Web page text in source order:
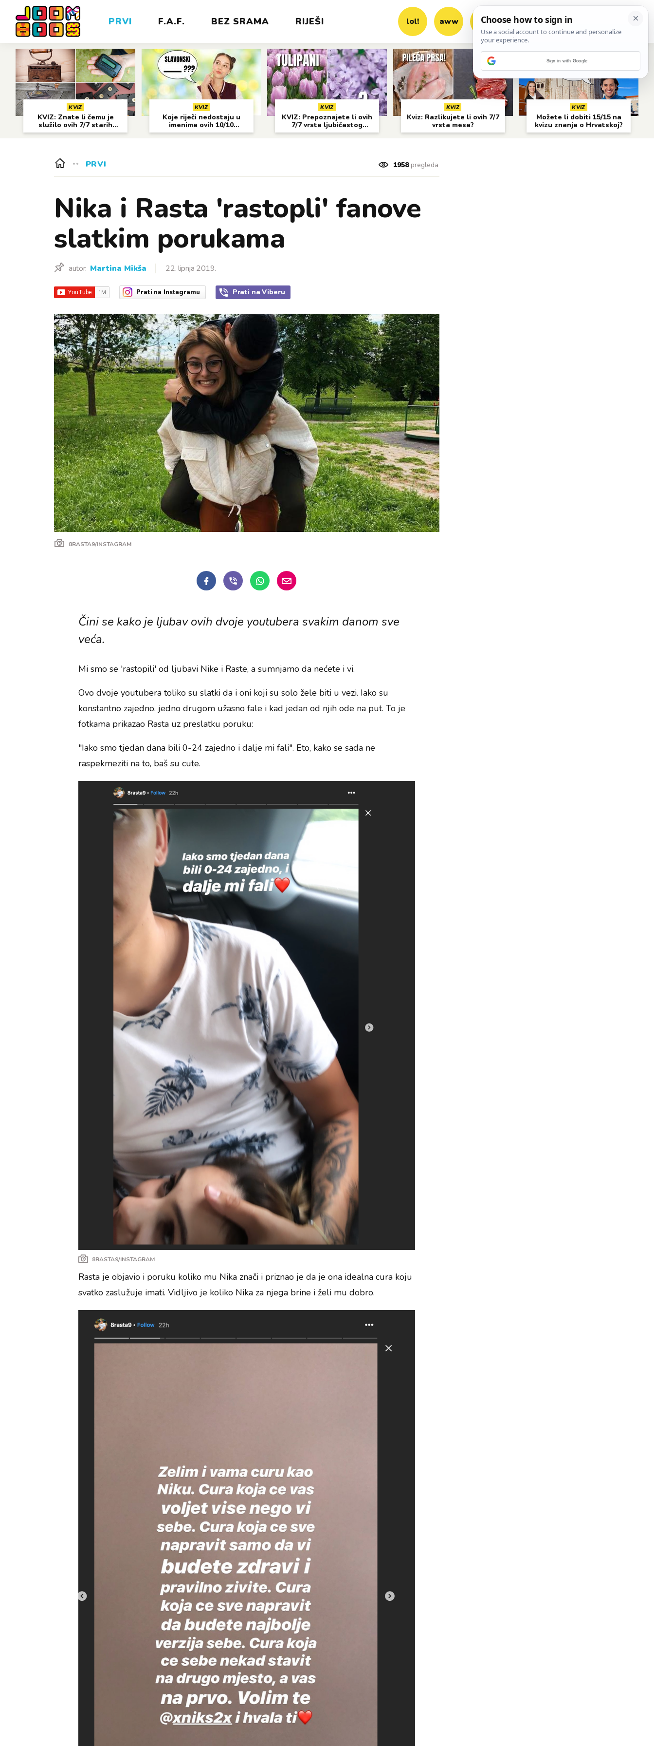
PRVI F.A.F. BEZ SRAMA RIJEŠI lol! aww vrh! woot?!
KVIZ
KVIZ: Znate li čemu je
služilo ovih 7/7 starih
predmeta?
KVIZ
Koje riječi nedostaju u
imenima ovih 10/10
gradova?
KVIZ
KVIZ: Prepoznajete li ovih
7/7 vrsta ljubičastog
cvijeća?
KVIZ
Kviz: Razlikujete li ovih 7/7
vrsta mesa?
KVIZ
Možete li dobiti 15/15 na
kvizu znanja o Hrvatskoj?
PRVI 1958pregleda
Nika i Rasta 'rastopli' fanove
slatkim porukama
autor: Martina Mikša 22. lipnja 2019.
Prati na Instagramu Prati na Viberu
8RASTA9/INSTAGRAM
Čini se kako je ljubav ovih dvoje youtubera svakim danom sve
veća.
Mi smo se 'rastopili' od ljubavi Nike i Raste, a sumnjamo da nećete i vi.
Ovo dvoje youtubera toliko su slatki da i oni koji su solo žele biti u vezi. Iako su
konstantno zajedno, jedno drugom užasno fale i kad jedan od njih ode na put. To je
fotkama prikazao Rasta uz preslatku poruku:
"Iako smo tjedan dana bili 0-24 zajedno i dalje mi fali". Eto, kako se sada ne
raspekmeziti na to, baš su cute.
8RASTA9/INSTAGRAM
Rasta je objavio i poruku koliko mu Nika znači i priznao je da je ona idealna cura koju
svatko zaslužuje imati. Vidljivo je koliko Nika za njega brine i želi mu dobro.
Sign in with Google